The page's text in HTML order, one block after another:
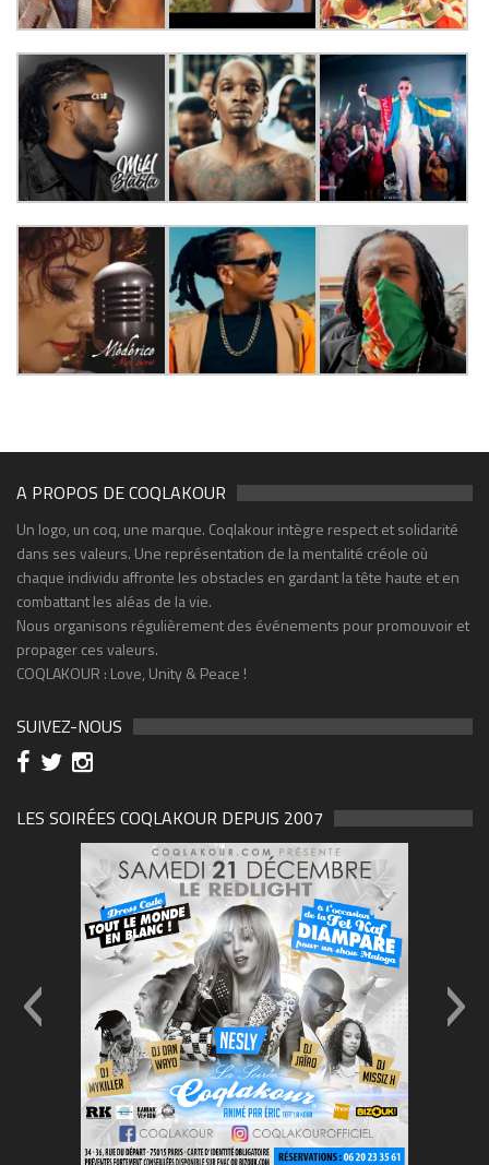
A PROPOS DE COQLAKOUR
Un logo, un coq, une marque. Coqlakour intègre respect et solidarité
dans ses valeurs. Une représentation de la mentalité créole où
chaque individu affronte les obstacles en gardant la tête haute et en
combattant les aléas de la vie.
Nous organisons régulièrement des événements pour promouvoir et
propager ces valeurs.
COQLAKOUR : Love, Unity & Peace !
SUIVEZ-NOUS
LES SOIRÉES COQLAKOUR DEPUIS 2007